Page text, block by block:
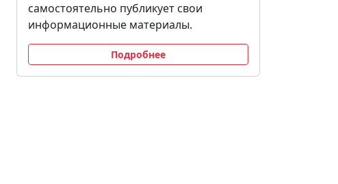
самостоятельно публикует свои
информационные материалы.
Подробнее